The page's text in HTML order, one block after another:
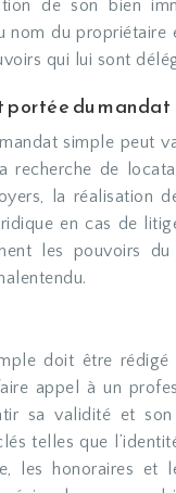
de son bien
nom du propriétaire
qui lui sont
portée du mandat
simple peut
recherche de
la réalisation
en cas de
les pouvoirs
doit être
appel à un
sa validité et
telles que
les honoraires et